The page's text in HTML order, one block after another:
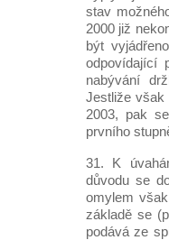
stav
2000 již
být
odpovídající
nabývání
Jestliže však
2003, pak
prvního
31. K
důvodu se
omylem
základě se
podává ze